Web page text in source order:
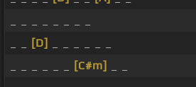
[D]
[C#m]